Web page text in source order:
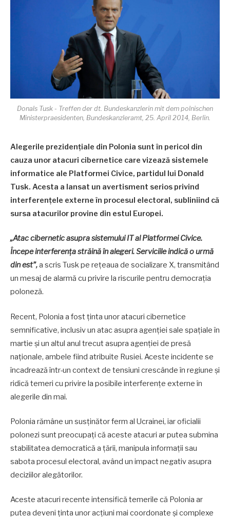
Donals Tusk - Treffen der dt. Bundeskanzlerin mit dem polnischen
Ministerpraesidenten, Bundeskanzleramt, 25. April 2014, Berlin.
Alegerile prezidențiale din Polonia sunt în pericol din
cauza unor atacuri cibernetice care vizează sistemele
informatice ale Platformei Civice, partidul lui Donald
Tusk. Acesta a lansat un avertisment serios privind
interferențele externe în procesul electoral, subliniind că
sursa atacurilor provine din estul Europei.
„Atac cibernetic asupra sistemului IT al Platformei Civice.
Începe interferența străină în alegeri. Serviciile indică o urmă
din est”,a scris Tusk pe rețeaua de socializare X, transmitând
un mesaj de alarmă cu privire la riscurile pentru democrația
poloneză.
Recent, Polonia a fost ținta unor atacuri cibernetice
semnificative, inclusiv un atac asupra agenției sale spațiale în
martie și un altul anul trecut asupra agenției de presă
naționale, ambele fiind atribuite Rusiei. Aceste incidente se
încadrează într-un context de tensiuni crescânde în regiune și
ridică temeri cu privire la posibile interferențe externe în
alegerile din mai.
Polonia rămâne un susținător ferm al Ucrainei, iar oficialii
polonezi sunt preocupați că aceste atacuri ar putea submina
stabilitatea democratică a țării, manipula informații sau
sabota procesul electoral, având un impact negativ asupra
deciziilor alegătorilor.
Aceste atacuri recente intensifică temerile că Polonia ar
putea deveni ținta unor acțiuni mai coordonate și complexe